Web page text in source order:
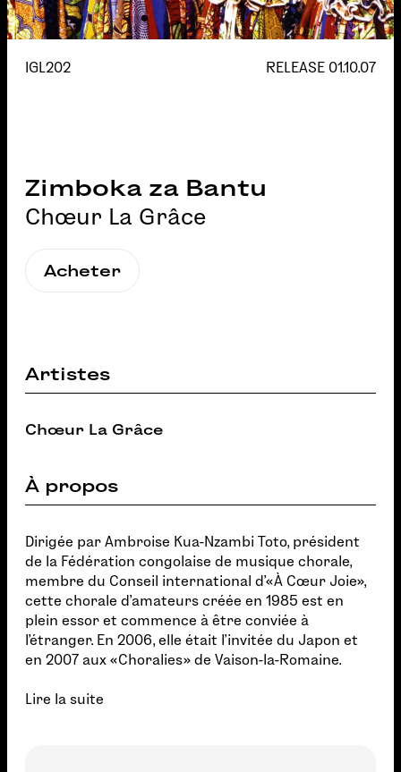
IGL202 RELEASE 01.10.07
Zimboka za Bantu
Chœur La Grâce
Acheter
Artistes
Chœur La Grâce
À propos
Dirigée par Ambroise Kua-Nzambi Toto, président
de la Fédération congolaise de musique chorale,
membre du Conseil international d'«À Cœur Joie»,
cette chorale d'amateurs créée en 1985 est en
plein essor et commence à être conviée à
l'étranger. En 2006, elle était l'invitée du Japon et
en 2007 aux «Choralies» de Vaison-la-Romaine.
Lire la suite